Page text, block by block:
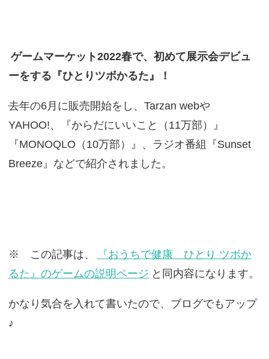
ゲームマーケット2022春で、初めて展示会デビュ
ーをする『ひとりツボかるた』！
去年の6月に販売開始をし、Tarzan webや
YAHOO!、『からだにいいこと（11万部）』
『MONOQLO（10万部）』、ラジオ番組『Sunset
Breeze』などで紹介されました。
※ この記事は、
『おうちで健康 ひとり ツボか
るた』のゲームの説明ページ と同内容になります。
かなり気合を入れて書いたので、ブログでもアップ
♪